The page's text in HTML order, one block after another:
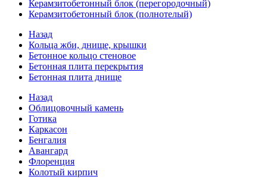
Керамзитобетонный блок (перегородочный)
Керамзитобетонный блок (полнотелый)
Назад
Кольца жби, днище, крышки
Бетонное кольцо стеновое
Бетонная плита перекрытия
Бетонная плита днище
Назад
Облицовочный камень
Готика
Каркасон
Бенгалия
Авангард
Флоренция
Колотый кирпич